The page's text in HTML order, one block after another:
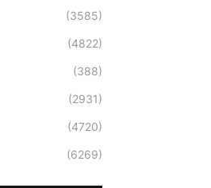
(3585)
(4822)
(388)
(2931)
(4720)
(6269)